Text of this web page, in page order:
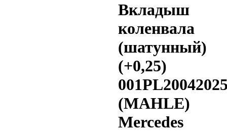
Вкладыш
коленвала
(шатунный)
(+0,25)
(MAHLE)
Mercedes